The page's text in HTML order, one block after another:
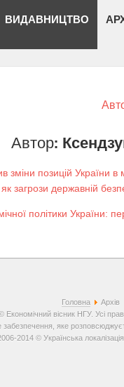
ВИДАВНИЦТВО
Автор:
зміни позицій України в
загрози державній
політики України:
Головна
Архів
Економічний вісник НГУ. Усі
яке
2014 © Українська локалізація